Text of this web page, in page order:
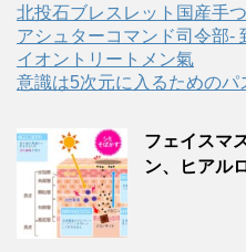
北投石ブレスレット国産手つ
アシュターコマンド司令部-
イオントリートメン氣
意識は5次元に入るためのパ
フェイスマ
ン、ヒアル